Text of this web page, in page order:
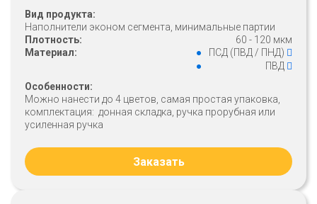
Вид продукта:
Наполнители эконом сегмента, минимальные партии
Плотность:
60 - 120 мкм
Материал:
ПСД (ПВД / ПНД)
ПВД
Особенности:
Можно нанести до 4 цветов, самая простая упаковка,
комплектация: донная складка, ручка прорубная или
усиленная ручка
Заказать